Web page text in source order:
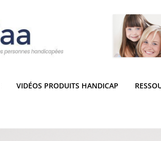
VIDÉOS PRODUITS HANDICAP